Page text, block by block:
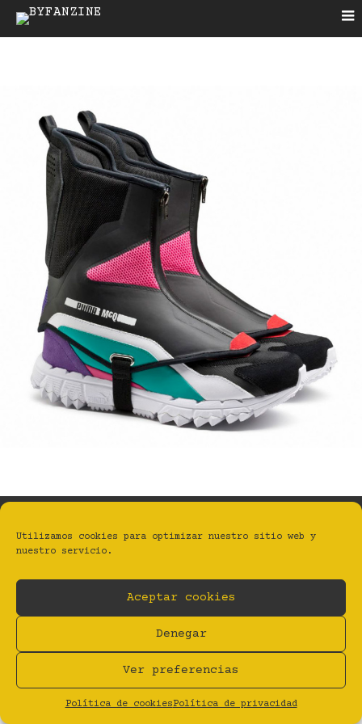
Utilizamos cookies para optimizar nuestro sitio web y
nuestro servicio.
Aceptar cookies
Denegar
Ver preferencias
Política de cookiesPolítica de privacidad
Aviso legal
BY Estudio Taller Gráfico